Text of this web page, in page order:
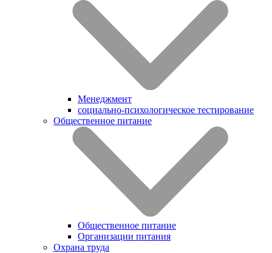
Менеджмент
социально-психологическое тестирование
Общественное питание
Общественное питание
Организации питания
Охрана труда